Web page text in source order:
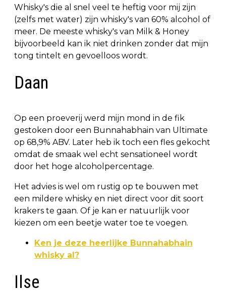
Whisky's die al snel veel te heftig voor mij zijn
(zelfs met water) zijn whisky's van 60% alcohol of
meer. De meeste whisky's van Milk & Honey
bijvoorbeeld kan ik niet drinken zonder dat mijn
tong tintelt en gevoelloos wordt.
Daan
Op een proeverij werd mijn mond in de fik
gestoken door een Bunnahabhain van Ultimate
op 68,9% ABV. Later heb ik toch een fles gekocht
omdat de smaak wel echt sensationeel wordt
door het hoge alcoholpercentage.
Het advies is wel om rustig op te bouwen met
een mildere whisky en niet direct voor dit soort
krakers te gaan. Of je kan er natuurlijk voor
kiezen om een beetje water toe te voegen.
Ken je deze heerlijke Bunnahabhain
whisky al?
Ilse